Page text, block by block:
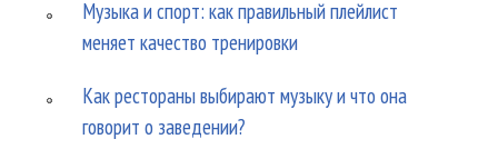
Музыка и спорт: как правильный плейлист
меняет качество тренировки
Как рестораны выбирают музыку и что она
говорит о заведении?